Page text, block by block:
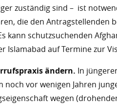
zuständig sind – ist
die den Antragstellenden
kann schutzsuchenden
Islamabad auf Termine zur
ändern. In
noch vor wenigen Jahren
wegen